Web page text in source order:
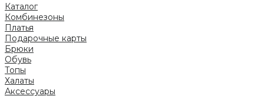
Каталог
Комбинезоны
Платья
Подарочные карты
Брюки
Обувь
Топы
Халаты
Аксессуары